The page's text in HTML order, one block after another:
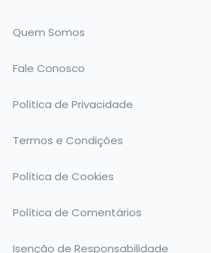
Quem Somos
Fale Conosco
Política de Privacidade
Termos e Condições
Política de Cookies
Política de Comentários
Isenção de Responsabilidade